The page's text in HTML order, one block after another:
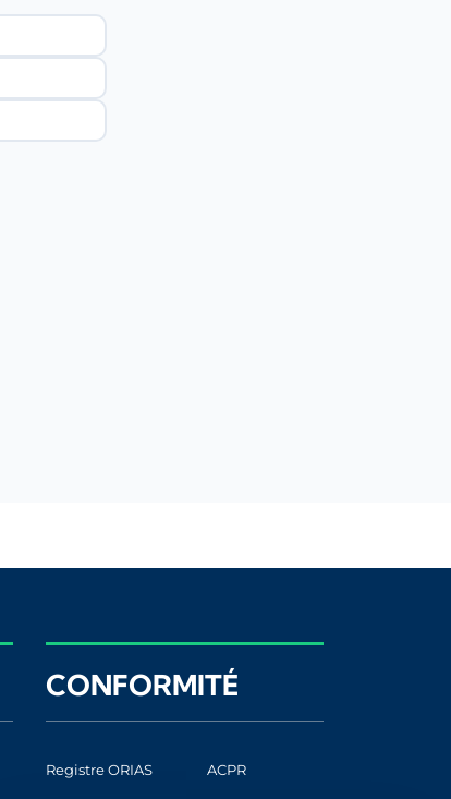
CONFORMITÉ
Registre ORIAS ACPR